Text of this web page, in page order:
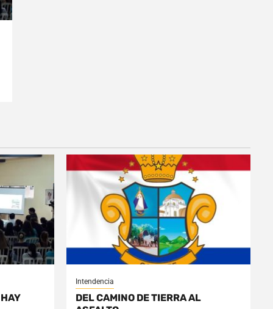
Intendencia
DEL CAMINO DE TIERRA AL